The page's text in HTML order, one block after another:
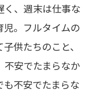
、週末は仕事な
。フルタイムの
供たちのこと、
不安でたまらなか
不安でたまらな